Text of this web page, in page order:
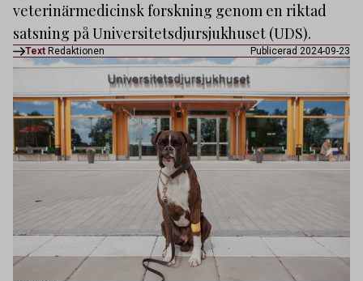
veterinärmedicinsk forskning genom en riktad
satsning på Universitetsdjursjukhuset (UDS).
Text Redaktionen Publicerad 2024-09-23